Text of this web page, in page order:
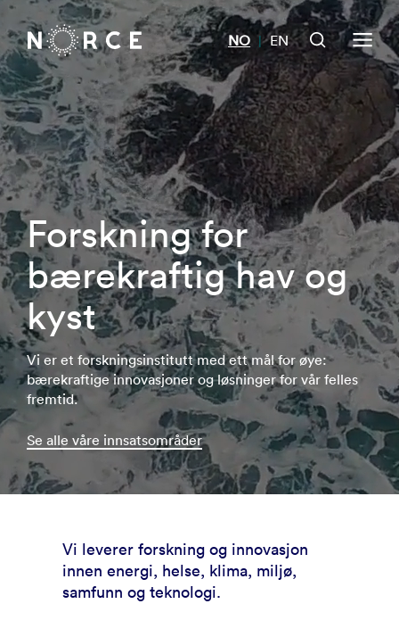
NO | EN
Forskning for
bærekraftig hav og
kyst
Vi er et forskningsinstitutt med ett mål for øye:
bærekraftige innovasjoner og løsninger for vår felles
fremtid.
Se alle våre innsatsområder
Vi leverer forskning og innovasjon
innen energi, helse, klima, miljø,
samfunn og teknologi.